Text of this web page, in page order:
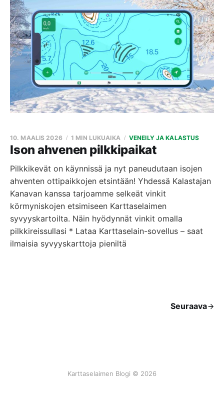
Ison ahvenen pilkkipaikat
10. MAALIS 2026 1 MIN LUKUAIKA VENEILY JA KALASTUS
Pilkkikevät on käynnissä ja nyt paneudutaan isojen
ahventen ottipaikkojen etsintään! Yhdessä Kalastajan
Kanavan kanssa tarjoamme selkeät vinkit
körmyniskojen etsimiseen Karttaselaimen
syvyyskartoilta. Näin hyödynnät vinkit omalla
pilkkireissullasi * Lataa Karttaselain-sovellus – saat
ilmaisia syvyyskarttoja pieniltä
Seuraava
Karttaselaimen Blogi © 2026